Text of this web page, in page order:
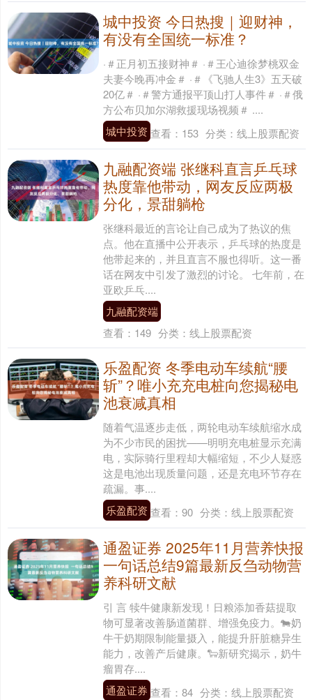
城中投资 今日热搜｜迎财神，
有没有全国统一标准？
·＃正月初五接财神＃ ·＃王心迪徐梦桃双金
夫妻今晚再冲金＃ ·＃《飞驰人生3》五天破
20亿＃ ·＃警方通报平顶山打人事件＃ ·＃俄
方公布贝加尔湖救援现场视频＃ ....
城中投资 查看： 153 分类： 线上股票配资
九融配资端 张继科直言乒乓球
热度靠他带动，网友反应两极
分化，景甜躺枪
张继科最近的言论让自己成为了热议的焦
点。他在直播中公开表示，乒乓球的热度是
他带起来的，并且直言不服也得听。这一番
话在网友中引发了激烈的讨论。 七年前，在
亚欧乒乓....
九融配资端
查看： 149 分类： 线上股票配资
乐盈配资 冬季电动车续航“腰
斩”？唯小充充电桩向您揭秘电
池衰减真相
随着气温逐步走低，两轮电动车续航缩水成
为不少市民的困扰——明明充电桩显示充满
电，实际骑行里程却大幅缩短，不少人疑惑
这是电池出现质量问题，还是充电环节存在
疏漏。事....
乐盈配资 查看： 90 分类： 线上股票配资
通盈证券 2025年11月营养快报
一句话总结9篇最新反刍动物营
养科研文献
引 言 犊牛健康新发现！日粮添加香菇提取
物可显著改善肠道菌群、增强免疫力。🐄奶
牛干奶期限制能量摄入，能提升肝脏糖异生
能力，改善产后健康。🐑新研究揭示，奶牛
瘤胃存....
通盈证券 查看： 84 分类： 线上股票配资